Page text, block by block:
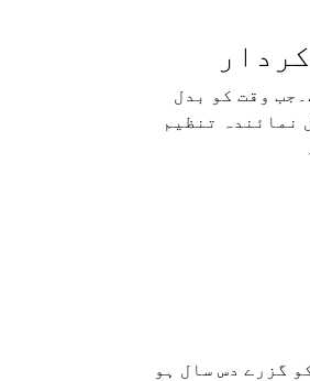
وقت کو بدل
نمائندہ تنظیم
کو گزرے دس سال ہو